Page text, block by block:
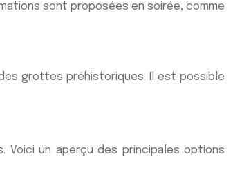
sont proposées en soirée, comme
grottes préhistoriques. Il est possible
un aperçu des principales options